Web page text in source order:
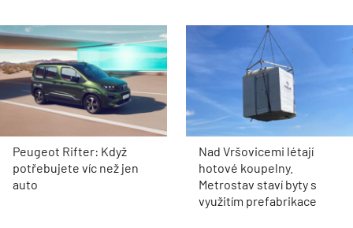
Peugeot Rifter: Když
potřebujete víc než jen
auto
Nad Vršovicemi létají
hotové koupelny.
Metrostav staví byty s
využitím prefabrikace